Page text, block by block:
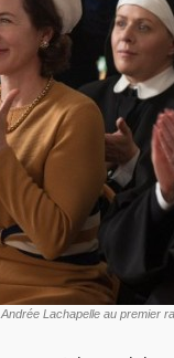
Lachapelle au premier